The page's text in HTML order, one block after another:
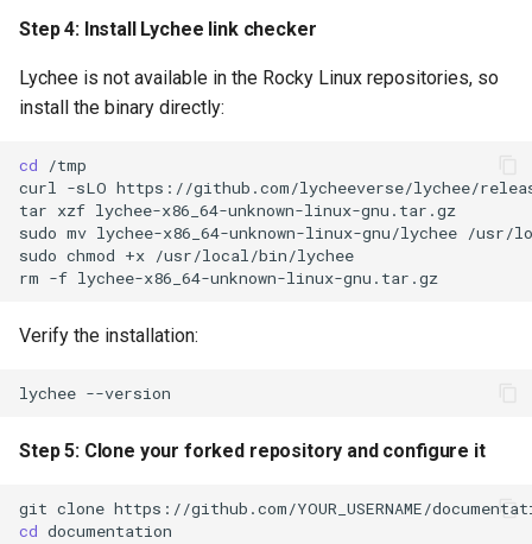
Step 6: Install lychee (link
checker)
repository and configure it
Step 8: Verify pre-commit
configuration
hooks
Step 10: Verify your setup
Install pre-commit hooks
Install aspell dictionaries
(varies by OS)
Step 4: Install Lychee link checker
Lychee is not available in the Rocky Linux repositories, so
install the binary directly:
cd
/tmp
curl
-sLO https://github.com/lycheeverse/lychee/
tar xzf lychee-x86_64-unknown-linux-gnu.tar.gz
sudo mv lychee-x86_64-unknown-linux-gnu/lychee /usr/
sudo chmod +x /usr/local/bin/lychee
rm -f
Verify the installation:
lychee
Step 5: Clone your forked repository and configure it
git clone
cd